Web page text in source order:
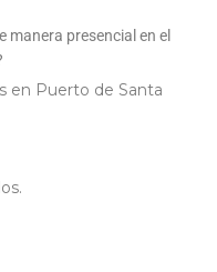
manera presencial en el
en Puerto de Santa